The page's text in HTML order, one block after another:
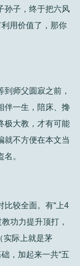
孙子，终于把六风
用价值了，那你
师父圆寂之前，
伴一生，陪床、搀
极大教，才有可能
就不方便在本文当
。
比较全面。有“上4
功力提升顶打，
实际上就是茅
，加起来一共“五